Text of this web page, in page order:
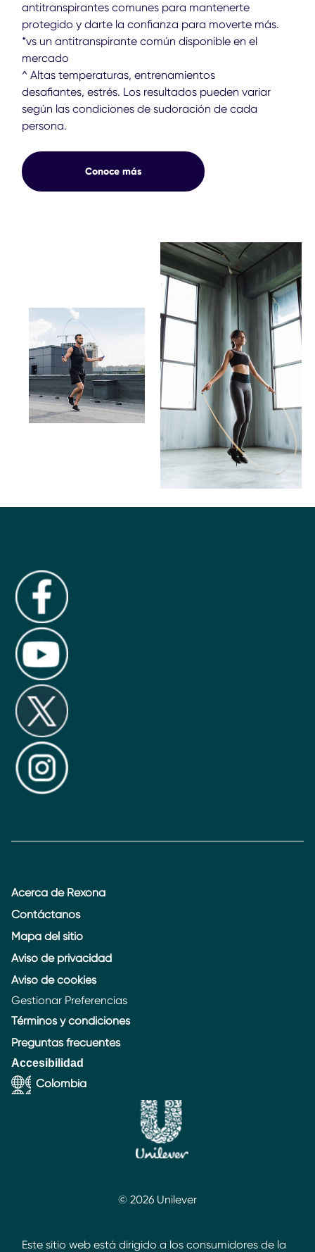
antitranspirantes comunes para mantenerte
protegido y darte la confianza para moverte más.
*vs un antitranspirante común disponible en el
mercado
^ Altas temperaturas, entrenamientos
desafiantes, estrés. Los resultados pueden variar
según las condiciones de sudoración de cada
persona.
Conoce más
Acerca de Rexona
Contáctanos
Mapa del sitio
Aviso de privacidad
Aviso de cookies
Gestionar Preferencias
Términos y condiciones
Preguntas frecuentes
Accesibilidad
Colombia
© 2026 Unilever
Este sitio web está dirigido a los consumidores de la